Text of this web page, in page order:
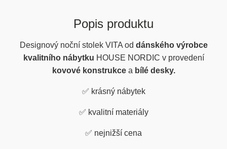
Popis produktu
Designový noční stolek VITA od dánského výrobce
kvalitního nábytku HOUSE NORDIC v provedení
kovové konstrukcea bílé desky.
✅ krásný nábytek
✅ kvalitní materiály
✅ nejnižší cena